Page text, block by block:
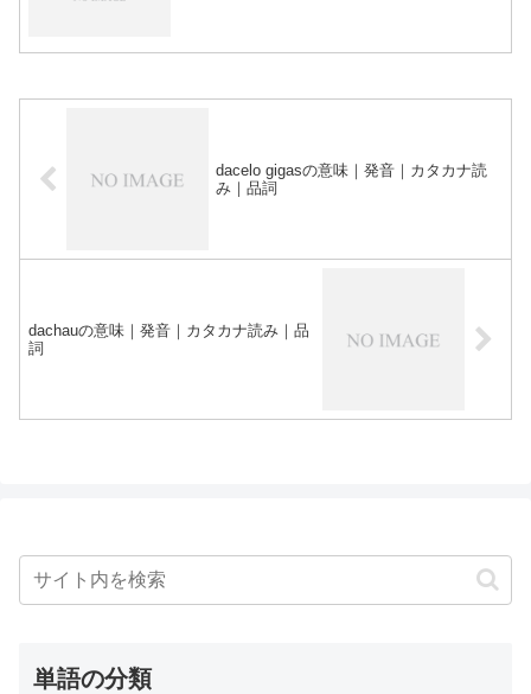
dacelo gigasの意味｜発音｜カタカナ読
み｜品詞
dachauの意味｜発音｜カタカナ読み｜品
詞
単語の分類